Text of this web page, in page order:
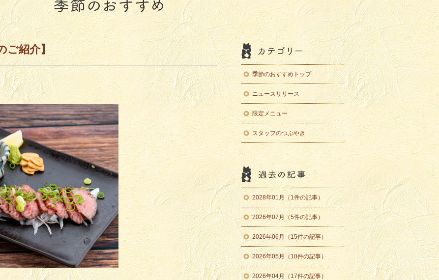
ご紹介】
季節のおすすめトップ
ニュースリリース
限定メニュー
スタッフのつぶやき
2028年01月（1件の記事）
2026年07月（5件の記事）
2026年06月（15件の記事）
2026年05月（10件の記事）
2026年04月（17件の記事）